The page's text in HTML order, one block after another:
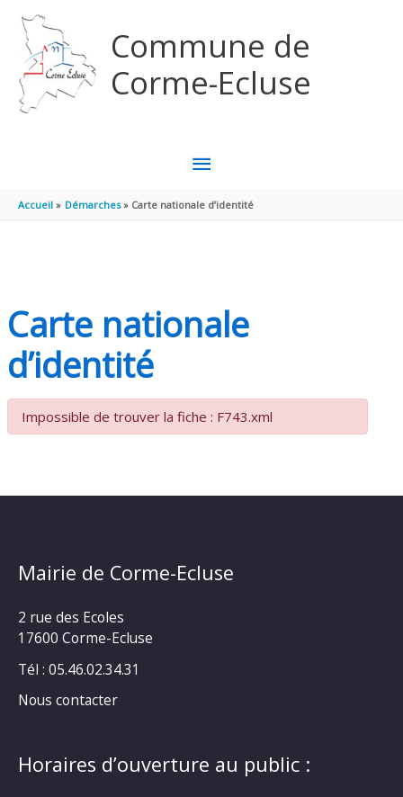
Commune de
Corme-Ecluse
MENU
PRINCIPAL
Accueil Démarches Carte nationale d’identité
Carte nationale
d’identité
Impossible de trouver la fiche : F743.xml
Mairie de Corme-Ecluse
2 rue des Ecoles
17600 Corme-Ecluse
Tél : 05.46.02.34.31
Nous contacter
Horaires d’ouverture au public :